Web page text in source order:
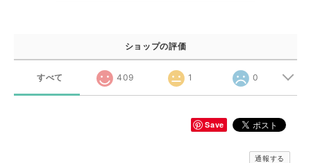
ショップの評価
すべて 409 1 0
Save
通報する